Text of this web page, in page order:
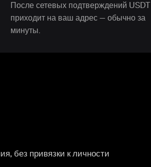
После сетевых подтверждений USDT
приходит на ваш адрес — обычно за
минуты.
без привязки к личности